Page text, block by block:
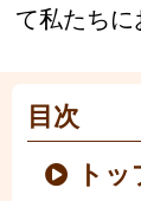
て私たちに
目次
トッ